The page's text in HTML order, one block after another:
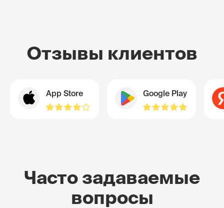
Отзывы клиентов
App Store Google Play
Часто задаваемые
вопросы